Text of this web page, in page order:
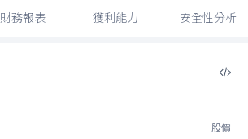
財務報表 獲利能力 安全性分析